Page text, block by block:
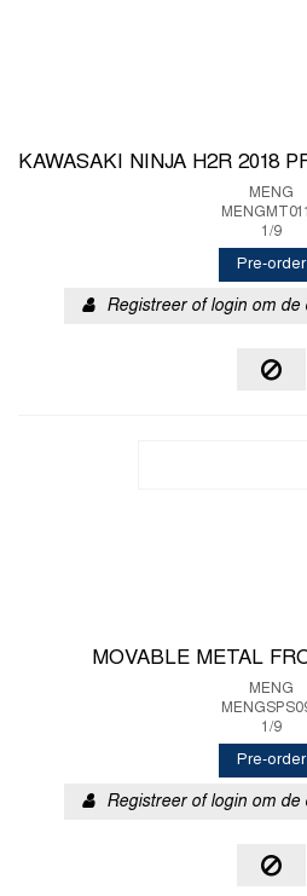
KAWASAKI NINJA H2R 2018
MENG
1/9
Pre-order
Registreer of login om de
MOVABLE METAL
MENG
1/9
Pre-order
Registreer of login om de